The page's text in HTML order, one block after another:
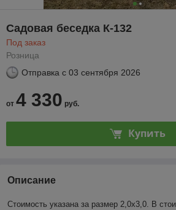
Садовая беседка К-132
Под заказ
Розница
Отправка с 03 сентября 2026
от 4 330 руб.
Купить
Описание
Стоимость указана за размер 2,0х3,0.
В